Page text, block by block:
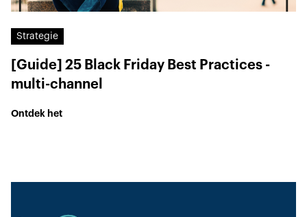
Strategie
[Guide] 25 Black Friday Best Practices -
multi-channel
Ontdek het